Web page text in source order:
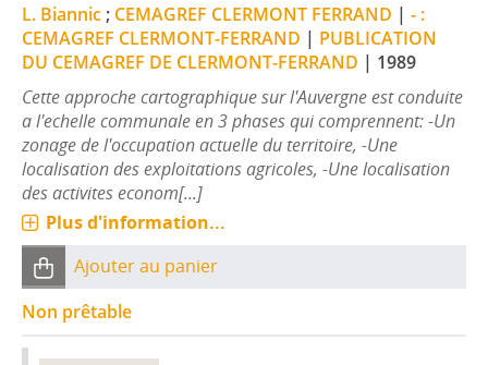
L. Biannic ; CEMAGREF CLERMONT FERRAND | - :
CEMAGREF CLERMONT-FERRAND | PUBLICATION
DU CEMAGREF DE CLERMONT-FERRAND | 1989
Cette approche cartographique sur l'Auvergne est conduite
a l'echelle communale en 3 phases qui comprennent: -Un
zonage de l'occupation actuelle du territoire, -Une
localisation des exploitations agricoles, -Une localisation
des activites econom[...]
Plus d'information...
Ajouter au panier
Non prêtable